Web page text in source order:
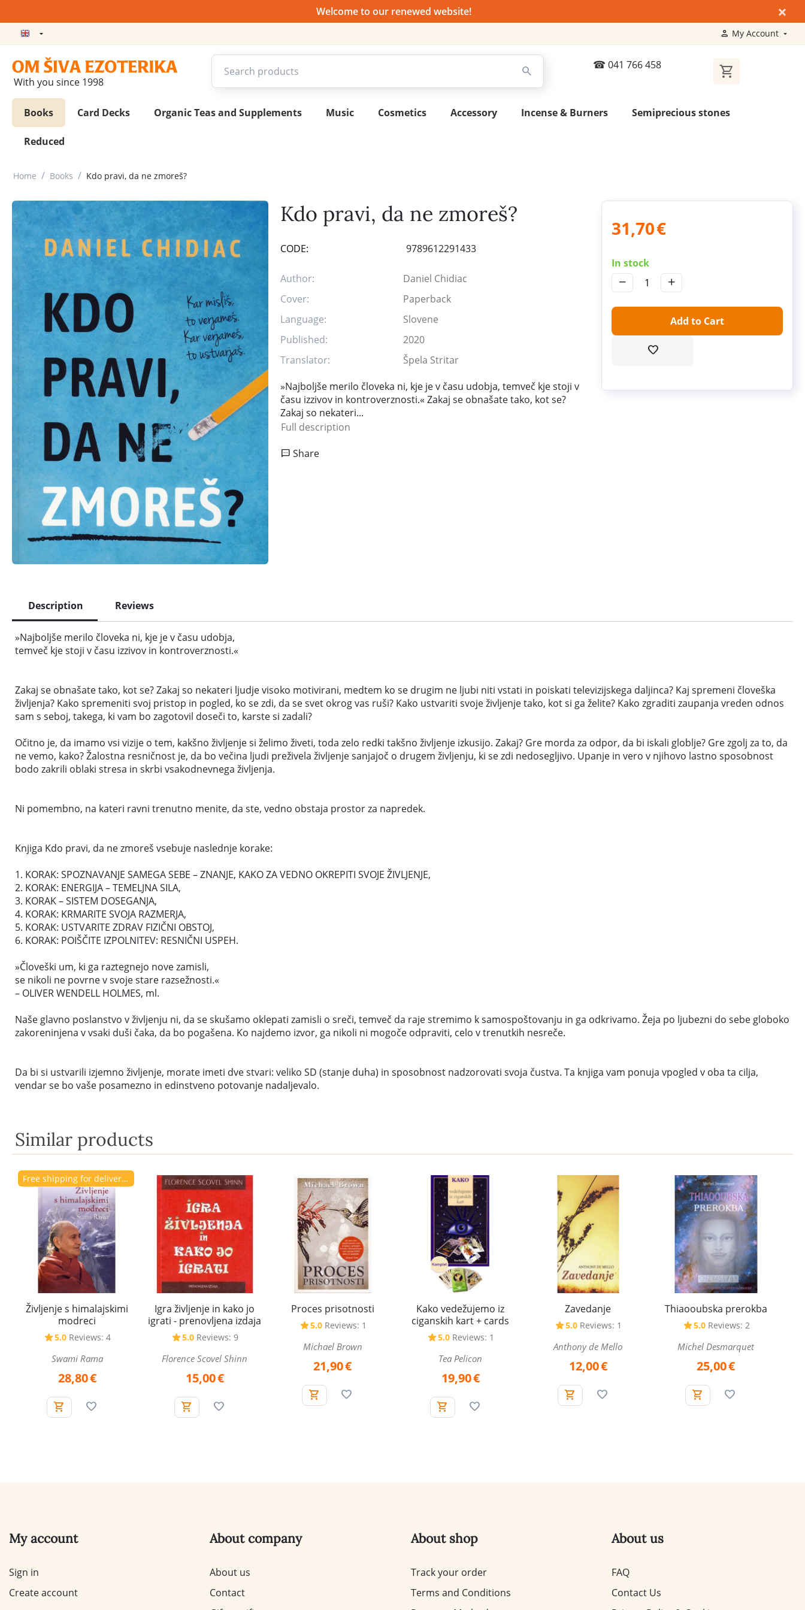
Welcome to our renewed website! ×
My Account
With you since 1998
041 766 458
Books Card Decks Organic Teas and Supplements Music Cosmetics Accessory Incense & Burners Semiprecious stones
Reduced
Home / Books / Kdo pravi, da ne zmoreš?
Kdo pravi, da ne zmoreš?
CODE: 9789612291433
Author:
Daniel Chidiac
Cover:
Paperback
Language:
Slovene
Published:
2020
Translator:
Špela Stritar
»Najboljše merilo človeka ni, kje je v času udobja, temveč kje stoji v
času izzivov in kontroverznosti.« Zakaj se obnašate tako, kot se?
Zakaj so nekateri...
Full description
31,70€
In stock
+
−
Add to Cart
Share
Description Reviews
»Najboljše merilo človeka ni, kje je v času udobja,
temveč kje stoji v času izzivov in kontroverznosti.«
Zakaj se obnašate tako, kot se? Zakaj so nekateri ljudje visoko motivirani, medtem ko se drugim ne ljubi niti vstati in poiskati televizijskega daljinca? Kaj spremeni človeška
življenja? Kako spremeniti svoj pristop in pogled, ko se zdi, da se svet okrog vas ruši? Kako ustvariti svoje življenje tako, kot si ga želite? Kako zgraditi zaupanja vreden odnos
sam s seboj, takega, ki vam bo zagotovil doseči to, karste si zadali?
Očitno je, da imamo vsi vizije o tem, kakšno življenje si želimo živeti, toda zelo redki takšno življenje izkusijo. Zakaj? Gre morda za odpor, da bi iskali globlje? Gre zgolj za to, da
ne vemo, kako? Žalostna resničnost je, da bo večina ljudi preživela življenje sanjajoč o drugem življenju, ki se zdi nedosegljivo. Upanje in vero v njihovo lastno sposobnost
bodo zakrili oblaki stresa in skrbi vsakodnevnega življenja.
Ni pomembno, na kateri ravni trenutno menite, da ste, vedno obstaja prostor za napredek.
Knjiga Kdo pravi, da ne zmoreš vsebuje naslednje korake:
1. KORAK: SPOZNAVANJE SAMEGA SEBE – ZNANJE, KAKO ZA VEDNO OKREPITI SVOJE ŽIVLJENJE,
2. KORAK: ENERGIJA – TEMELJNA SILA,
3. KORAK – SISTEM DOSEGANJA,
4. KORAK: KRMARITE SVOJA RAZMERJA,
5. KORAK: USTVARITE ZDRAV FIZIČNI OBSTOJ,
6. KORAK: POIŠČITE IZPOLNITEV: RESNIČNI USPEH.
»Človeški um, ki ga raztegnejo nove zamisli,
se nikoli ne povrne v svoje stare razsežnosti.«
– OLIVER WENDELL HOLMES, ml.
Naše glavno poslanstvo v življenju ni, da se skušamo oklepati zamisli o sreči, temveč da raje stremimo k samospoštovanju in ga odkrivamo. Žeja po ljubezni do sebe globoko
zakoreninjena v vsaki duši čaka, da bo pogašena. Ko najdemo izvor, ga nikoli ni mogoče odpraviti, celo v trenutkih nesreče.
Da bi si ustvarili izjemno življenje, morate imeti dve stvari: veliko SD (stanje duha) in sposobnost nadzorovati svoja čustva. Ta knjiga vam ponuja vpogled v oba ta cilja,
vendar se bo vaše posamezno in edinstveno potovanje nadaljevalo.
Similar products
Free shipping for delivery to Slovenia.
Življenje s himalajskimi
modreci
5.0 Reviews: 4
Swami Rama
28,80€
Igra življenje in kako jo
igrati - prenovljena izdaja
5.0 Reviews: 9
Florence Scovel Shinn
15,00€
Proces prisotnosti
5.0 Reviews: 1
Michael Brown
21,90€
Kako vedežujemo iz
ciganskih kart + cards
5.0 Reviews: 1
Tea Pelicon
19,90€
Zavedanje
5.0 Reviews: 1
Anthony de Mello
12,00€
Thiaooubska prerokba
5.0 Reviews: 2
Michel Desmarquet
25,00€
My account
Sign in
Create account
About company
About us
Contact
About shop
Track your order
Terms and Conditions
About us
FAQ
Contact Us